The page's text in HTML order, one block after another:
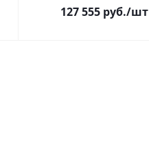
127 555руб./шт